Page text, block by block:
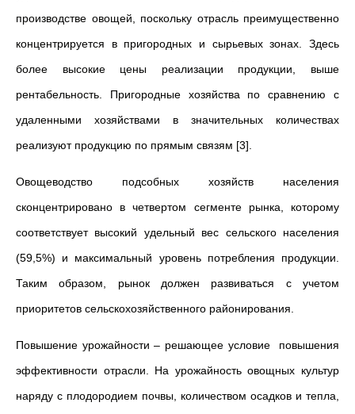
производстве овощей, поскольку отрасль преимущественно
концентрируется в пригородных и сырьевых зонах. Здесь
более высокие цены реализации продукции, выше
рентабельность. Пригородные хозяйства по сравнению с
удаленными хозяйствами в значительных количествах
реализуют продукцию по прямым связям [3].
Овощеводство подсобных хозяйств населения
сконцентрировано в четвертом сегменте рынка, которому
соответствует высокий удельный вес сельского населения
(59,5%) и максимальный уровень потребления продукции.
Таким образом, рынок должен развиваться с учетом
приоритетов сельскохозяйственного районирования.
Повышение урожайности – решающее условие повышения
эффективности отрасли. На урожайность овощных культур
наряду с плодородием почвы, количеством осадков и тепла,